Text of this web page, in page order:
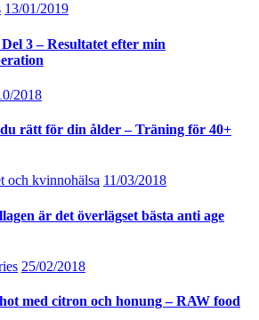
13/01/2019
3 – Resultatet efter min
2018
rätt för din ålder – Träning för 40+
och kvinnohälsa 11/03/2018
är det överlägset bästa anti age
25/02/2018
med citron och honung – RAW food